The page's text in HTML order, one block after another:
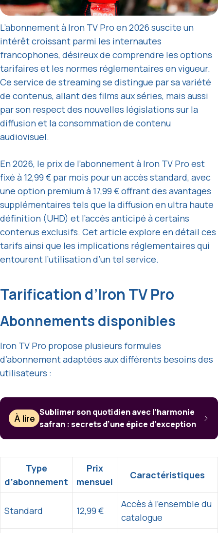
L’abonnement à Iron TV Pro en 2026 suscite un
intérêt croissant parmi les internautes
francophones, désireux de comprendre les options
tarifaires et les normes réglementaires en vigueur.
Ce service de streaming se distingue par sa variété
de contenus, allant des films aux séries, mais aussi
par son respect des nouvelles législations sur la
diffusion et la consommation de contenu
audiovisuel.
En 2026, le prix de l’abonnement à Iron TV Pro est
fixé à 12,99 € par mois pour un accès standard, avec
une option premium à 17,99 € offrant des avantages
supplémentaires tels que la diffusion en ultra haute
définition (UHD) et l’accès anticipé à certains
contenus exclusifs. Cet article explore en détail ces
tarifs ainsi que les implications réglementaires qui
entourent l’utilisation d’un tel service.
Tarification d’Iron TV Pro
Abonnements disponibles
Iron TV Pro propose plusieurs formules
d’abonnement adaptées aux différents besoins des
utilisateurs :
À lire
Sublimer son quotidien avec l’harmonie
safran : secrets d’une épice d’exception
Type
d’abonnement
Prix
mensuel
Caractéristiques
Standard 12,99 €
Accès à l’ensemble du
catalogue